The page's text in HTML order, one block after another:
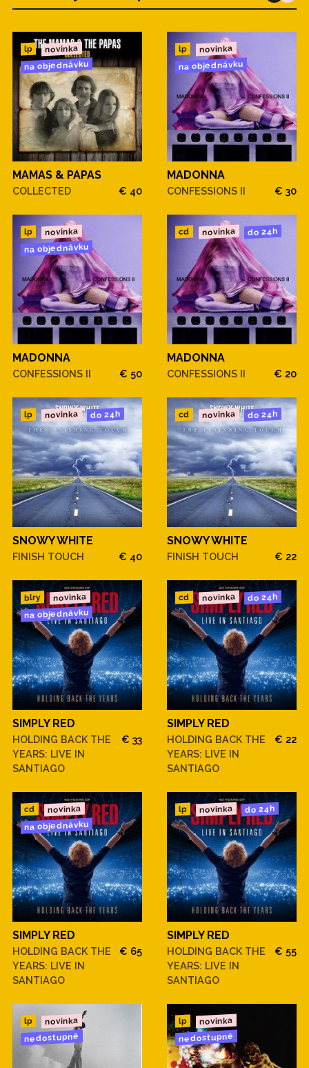
lp novinka
na objednávku
MAMAS & PAPAS
COLLECTED € 40
lp novinka
na objednávku
MADONNA
CONFESSIONS II € 30
lp novinka
na objednávku
MADONNA
CONFESSIONS II € 50
cd novinka do 24h
MADONNA
CONFESSIONS II € 20
lp novinka do 24h
SNOWY WHITE
FINISH TOUCH € 40
cd novinka do 24h
SNOWY WHITE
FINISH TOUCH € 22
blry novinka
na objednávku
SIMPLY RED
HOLDING BACK THE
YEARS: LIVE IN
SANTIAGO
€ 33
cd novinka do 24h
SIMPLY RED
HOLDING BACK THE
YEARS: LIVE IN
SANTIAGO
€ 22
cd novinka
na objednávku
SIMPLY RED
HOLDING BACK THE
YEARS: LIVE IN
SANTIAGO
€ 65
lp novinka do 24h
SIMPLY RED
HOLDING BACK THE
YEARS: LIVE IN
SANTIAGO
€ 55
lp novinka
nedostupné
lp novinka
nedostupné